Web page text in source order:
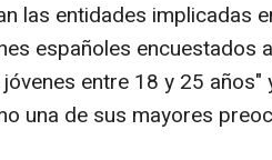
las entidades implicadas
españoles encuestados
entre 18 y 25 años"
una de sus mayores